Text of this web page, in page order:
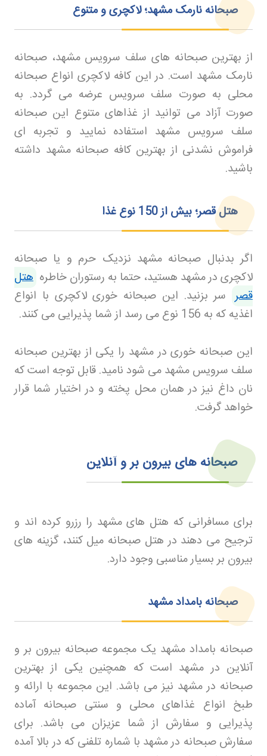
صبحانه نارمک مشهد؛ لاکچری و متنوع
از بهترین صبحانه های سلف سرویس مشهد، صبحانه
نارمک مشهد است. در این کافه لاکچری انواع صبحانه
محلی به صورت سلف سرویس عرضه می گردد. به
صورت آزاد می توانید از غذاهای متنوع این صبحانه
سلف سرویس مشهد استفاده نمایید و تجربه ای
فراموش نشدنی از بهترین کافه صبحانه مشهد داشته
باشید.
هتل قصر؛ بیش از 150 نوع غذا
اگر بدنبال صبحانه مشهد نزدیک حرم و یا صبحانه
لاکچری در مشهد هستید، حتما به رستوران خاطره هتل
قصر سر بزنید. این صبحانه خوری لاکچری با انواع
اغذیه که به 156 نوع می رسد از شما پذیرایی می کنند
.
این صبحانه خوری در مشهد را یکی از بهترین صبحانه
سلف سرویس مشهد می شود نامید. قابل توجه است که
نان داغ نیز در همان محل پخته و در اختیار شما قرار
خواهد گرفت.
صبحانه های بیرون بر و آنلاین
برای مسافرانی که هتل های مشهد را رزرو کرده اند و
ترجیح می دهند در هتل صبحانه میل کنند، گزینه های
بیرون بر بسیار مناسبی وجود دارد.
صبحانه بامداد مشهد
صبحانه بامداد مشهد یک مجموعه صبحانه بیرون بر و
آنلاین در مشهد است که همچنین یکی از بهترین
صبحانه در مشهد نیز می باشد. این مجموعه با ارائه و
طبخ انواع غذاهای محلی و سنتی صبحانه آماده
پذیرایی و سفارش از شما عزیزان می باشد. برای
سفارش صبحانه در مشهد با شماره تلفنی که در بالا آمده